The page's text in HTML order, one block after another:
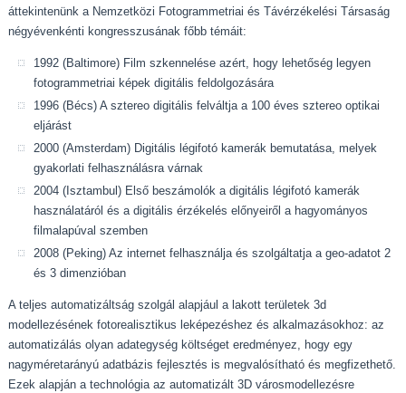
áttekintenünk a Nemzetközi Fotogrammetriai és Távérzékelési Társaság
négyévenkénti kongresszusának főbb témáit:
1992 (Baltimore) Film szkennelése azért, hogy lehetőség legyen
fotogrammetriai képek digitális feldolgozására
1996 (Bécs) A sztereo digitális felváltja a 100 éves sztereo optikai
eljárást
2000 (Amsterdam) Digitális légifotó kamerák bemutatása, melyek
gyakorlati felhasználásra várnak
2004 (Isztambul) Első beszámolók a digitális légifotó kamerák
használatáról és a digitális érzékelés előnyeiről a hagyományos
filmalapúval szemben
2008 (Peking) Az internet felhasználja és szolgáltatja a geo-adatot 2
és 3 dimenzióban
A teljes automatizáltság szolgál alapjául a lakott területek 3d
modellezésének fotorealisztikus leképezéshez és alkalmazásokhoz: az
automatizálás olyan adategység költséget eredményez, hogy egy
nagyméretarányú adatbázis fejlesztés is megvalósítható és megfizethető.
Ezek alapján a technológia az automatizált 3D városmodellezésre